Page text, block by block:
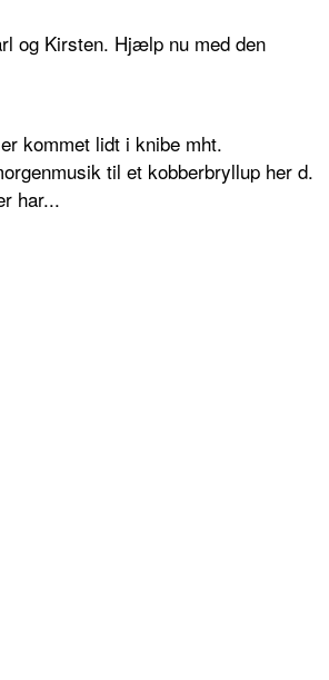
og Kirsten. Hjælp nu med den
kommet lidt i knibe mht.
til et kobberbryllup her d.
har...